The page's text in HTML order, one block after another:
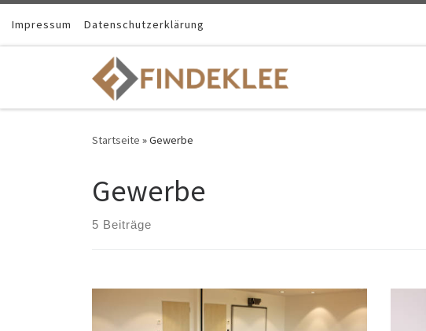
Impressum Datenschutzerklärung
Startseite »Gewerbe
Gewerbe
5 Beiträge